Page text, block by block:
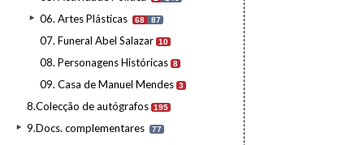
06. Artes Plásticas 68 87
07. Funeral Abel Salazar 10
08. Personagens Históricas 8
09. Casa de Manuel Mendes 3
8.Colecção de autógrafos 195
9.Docs. complementares 77